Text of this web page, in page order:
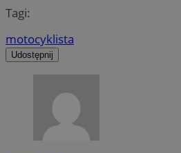
Tagi:
motocyklista
Udostępnij